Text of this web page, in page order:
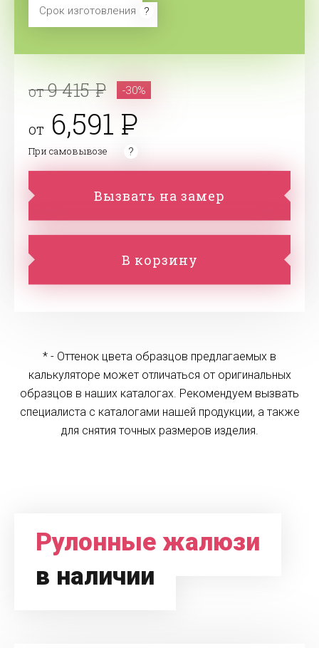
Срок изготовления
от9 415 -30%
от 6,591
При самовывозе
Вызвать на замер
В корзину
* - Оттенок цвета образцов предлагаемых в
калькуляторе может отличаться от оригинальных
образцов в наших каталогах. Рекомендуем вызвать
специалиста с каталогами нашей продукции, а также
для снятия точных размеров изделия.
Рулонные жалюзи
в наличии